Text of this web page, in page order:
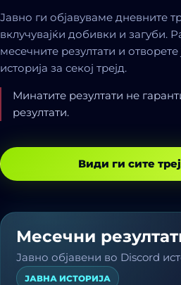
Јавно ги објавуваме дневните
вклучувајќи добивки и загуби.
месечните резултати и отворете
историја за секој трејд.
Минатите резултати не
резултати.
Види ги сите
Месечни
Јавно објавени во Discord
ЈАВНА ИСТОРИЈА